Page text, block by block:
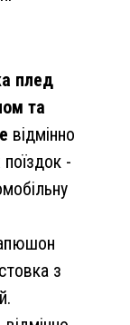
плед
та
відмінно
-
з